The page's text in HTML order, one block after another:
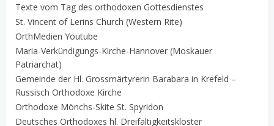
Texte vom Tag des orthodoxen Gottesdienstes
St. Vincent of Lerins Church (Western Rite)
OrthMedien Youtube
Maria-Verkündigungs-Kirche-Hannover (Moskauer
Patriarchat)
Gemeinde der Hl. Grossmärtyrerin Barabara in Krefeld –
Russisch Orthodoxe Kirche
Orthodoxe Mönchs-Skite St. Spyridon
Deutsches Orthodoxes hl. Dreifaltigkeitskloster